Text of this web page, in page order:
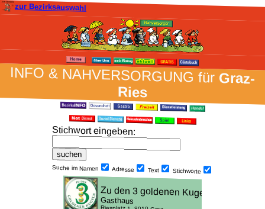
zur Bezirksauswahl
INFO & NAH­VER­SORG­UNG fürGraz-
Ries
Stich­wort ein­geben:
Suche im Namen Adresse Text Stich­worte